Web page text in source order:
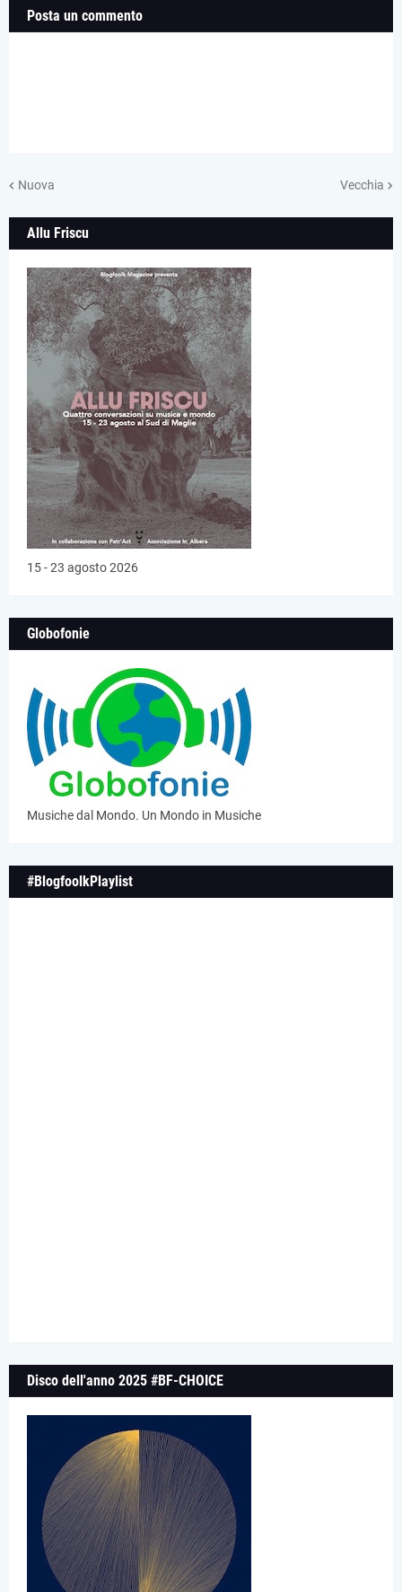
Posta un commento
Nuova Vecchia
Allu Friscu
15 - 23 agosto 2026
Globofonie
Musiche dal Mondo. Un Mondo in Musiche
#BlogfoolkPlaylist
Disco dell'anno 2025 #BF-CHOICE